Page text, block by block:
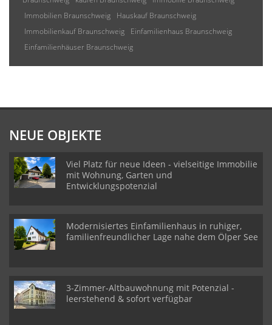
Immobilien Braunschweig
Hauskauf Braunschweig
Immobilienkauf Braunschweig
Einfamilienhaus Braunschweig
Einfamilienhäuser Braunschweig
NEUE OBJEKTE
Viel Platz für neue Ideen - vielseitige Immobilie
mit Wohnung, Garten und
Entwicklungspotenzial
Modernisiertes Einfamilienhaus in ruhiger,
familienfreundlicher Lage nahe dem Ölper See
3-Zimmer-Altbauwohnung mit Potenzial -
leerstehend & sofort verfügbar